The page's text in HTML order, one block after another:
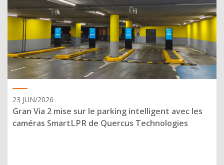
23 JUN/2026
Gran Via 2 mise sur le parking intelligent avec les
caméras SmartLPR de Quercus Technologies